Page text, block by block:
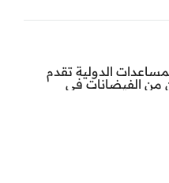
الدولية تقدم
من الفيضانات في